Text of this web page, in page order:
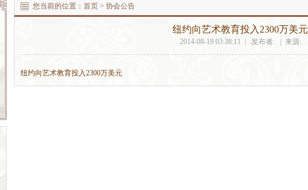
您当前的位置： 首页 > 协会公告
纽约向艺术教育投入2300万美元
2014-08-19 03:38:11 | 发布者: | 来源:
纽约向艺术教育投入2300万美元